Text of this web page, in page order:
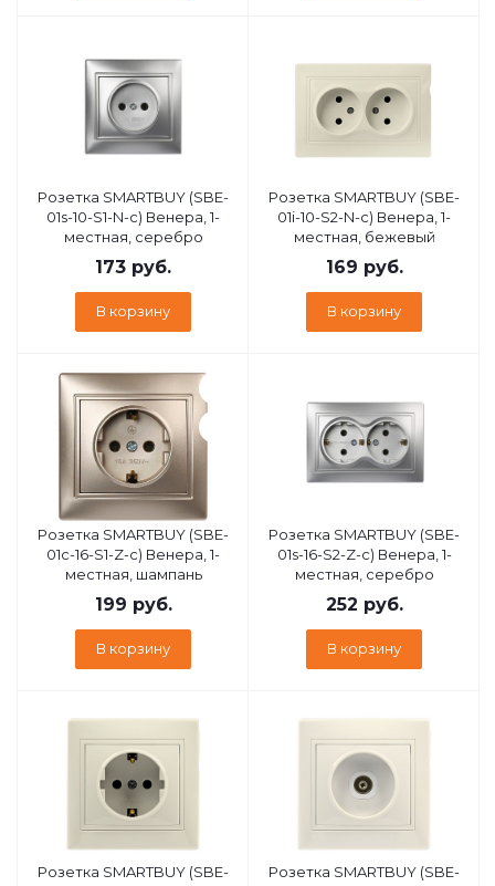
Розетка SMARTBUY (SBE-
01s-10-S1-N-c) Венера, 1-
местная, серебро
173 руб.
В корзину
Розетка SMARTBUY (SBE-
01i-10-S2-N-c) Венера, 1-
местная, бежевый
169 руб.
В корзину
Розетка SMARTBUY (SBE-
01c-16-S1-Z-c) Венера, 1-
местная, шампань
199 руб.
В корзину
Розетка SMARTBUY (SBE-
01s-16-S2-Z-c) Венера, 1-
местная, серебро
252 руб.
В корзину
Розетка SMARTBUY (SBE-
Розетка SMARTBUY (SBE-